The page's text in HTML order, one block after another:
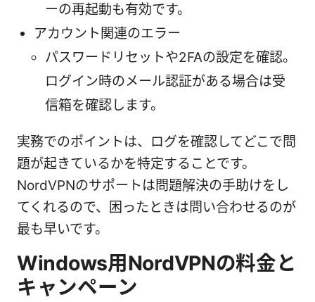
ーの再起動も有効です。
アカウント関連のエラー
パスワードリセットや2FAの設定を確認。
ログイン時のメール認証がある場合は受
信箱を確認します。
実務でのポイントは、ログを確認してどこで問
題が起きているかを特定することです。
NordVPNのサポートは問題解決の手助けをし
てくれるので、困ったときは問い合わせるのが
最も早いです。
Windows用NordVPNの料金と
キャンペーン